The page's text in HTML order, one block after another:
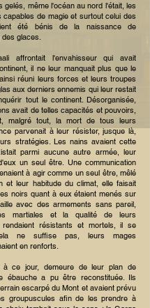
gelés, même l'océan au nord l'était, les
capables de magie et surtout celui des
été bénis de la naissance de
glaces.
affrontait l'envahisseur qui avait
il ne leur manquait plus que le
réuni leurs forces et leurs troupes
aux derniers ennemis qui leur restait
tout le continent. Désorganisée,
avait de telles capacités et pouvoirs,
malgré tout, la mort de tous leurs
parvenait à leur résister, jusque là,
stratégies. Les nains avaient cette
parmi aucune autre armée, leur
un seul être. Une communication
à agir comme un seul être, mêlé
et leur habitude du climat, elle faisait
noirs quant à eux étaient menés sur
avec des armements sans pareil,
martiales et la qualité de leurs
rendaient résistants et mortels, il se
ne suffise pas, leurs mages
en renforts.
à ce jour, demeure de leur plan de
ébauche a pu être reconstituée. Ils
escarpé du Mont et avaient prévu
groupuscules afin de les prendre à